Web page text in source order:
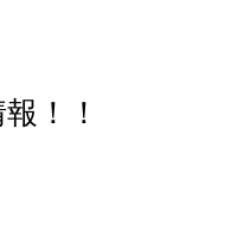
！！